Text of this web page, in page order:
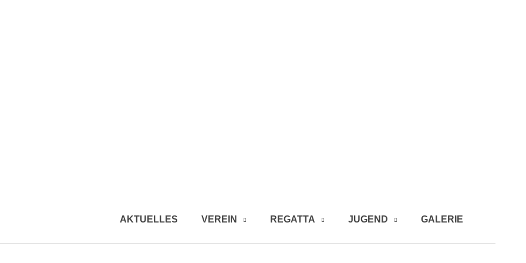
AKTUELLES VEREIN REGATTA JUGEND GALERIE